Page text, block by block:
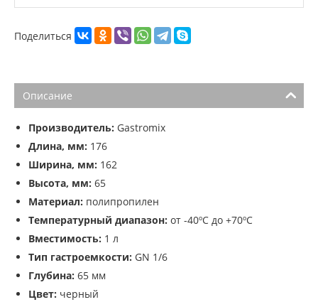
Поделиться
Описание
Производитель: Gastromix
Длина, мм: 176
Ширина, мм: 162
Высота, мм: 65
Материал: полипропилен
Температурный диапазон: от -40ºС до +70ºС
Вместимость: 1 л
Тип гастроемкости: GN 1/6
Глубина: 65 мм
Цвет: черный